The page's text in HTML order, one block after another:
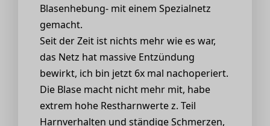
Blasenhebung- mit einem Spezialnetz
gemacht.
Seit der Zeit ist nichts mehr wie es war,
das Netz hat massive Entzündung
bewirkt, ich bin jetzt 6x mal nachoperiert.
Die Blase macht nicht mehr mit, habe
extrem hohe Restharnwerte z. Teil
Harnverhalten und ständige Schmerzen,